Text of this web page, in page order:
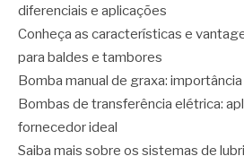
diferenciais e aplicações
Conheça as características e
para baldes e tambores
Bomba manual de graxa:
Bombas de transferência elétrica:
fornecedor ideal
Saiba mais sobre os sistemas de